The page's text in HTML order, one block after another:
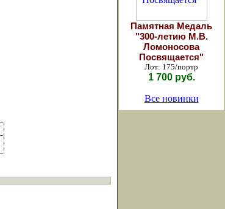
Памятная Медаль
"300-летию М.В.
Ломоносова
Посвящается"
Лот: 175/портр
1 700 руб.
Все новинки